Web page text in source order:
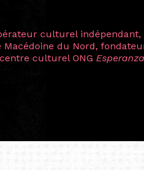
plus marquantes fut celle
Zuntz — une amitié dont la
trajectoire et m’ont
près d’une décennie.
cette année intense et
à continuer de rêver, de créer
/Germany)